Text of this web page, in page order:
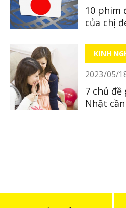
10 phim
của chị
KINH
2023/05/
7 chủ
Nhật